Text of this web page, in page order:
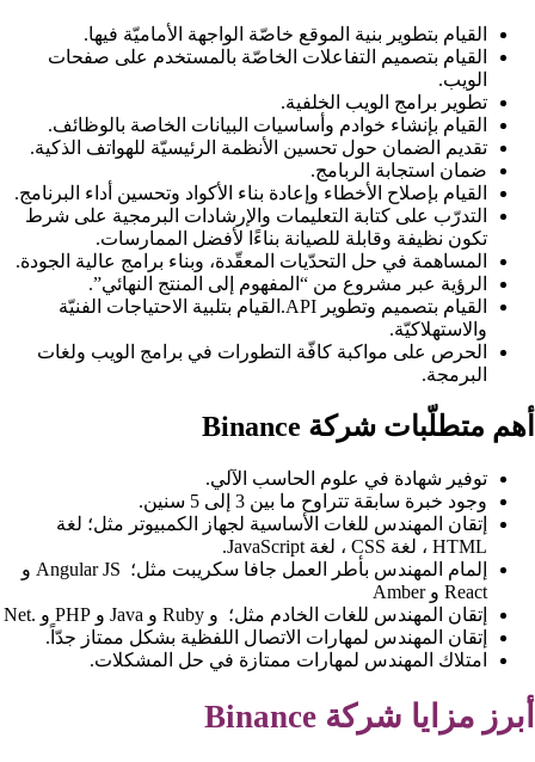
القيام بتطوير بنية الموقع خاصّة الواجهة الأماميّة فيها.
القيام بتصميم التفاعلات الخاصّة بالمستخدم على صفحات
الويب.
تطوير برامج الويب الخلفية.
القيام بإنشاء خوادم وأساسيات البيانات الخاصة بالوظائف.
تقديم الضمان حول تحسين الأنظمة الرئيسيّة للهواتف الذكية.
ضمان استجابة الربامج.
القيام بإصلاح الأخطاء وإعادة بناء الأكواد وتحسين أداء البرنامج.
التدرّب على كتابة التعليمات والإرشادات البرمجية على شرط
تكون نظيفة وقابلة للصيانة بناءًا لأفضل الممارسات.
المساهمة في حل التحدّيات المعقّدة، وبناء برامج عالية الجودة.
الرؤية عبر مشروع من “المفهوم إلى المنتج النهائي”.
القيام بتصميم وتطوير API.القيام بتلبية الاحتياجات الفنيّة
والاستهلاكيّة.
الحرص على مواكبة كافّة التطورات في برامج الويب ولغات
البرمجة.
أهم متطلّبات شركة Binance
توفير شهادة في علوم الحاسب الآلي.
وجود خبرة سابقة تتراوح ما بين 3 إلى 5 سنين.
إتقان المهندس للغات الأساسية لجهاز الكمبيوتر مثل؛ لغة
HTML ، لغة CSS ، لغة JavaScript.
إلمام المهندس بأطر العمل جافا سكريبت مثل؛ Angular JS و
React و Amber
إتقان المهندس للغات الخادم مثل؛ و Ruby و Java و PHP و .Net
إتقان المهندس لمهارات الاتصال اللفظية بشكل ممتاز جدّاً.
امتلاك المهندس لمهارات ممتازة في حل المشكلات.
أبرز مزايا شركة Binance